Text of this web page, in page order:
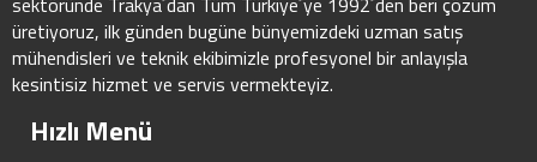
üretiyoruz, ilk günden bugüne bünyemizdeki uzman satış
mühendisleri ve teknik ekibimizle profesyonel bir anlayışla
kesintisiz hizmet ve servis vermekteyiz.
Hızlı Menü